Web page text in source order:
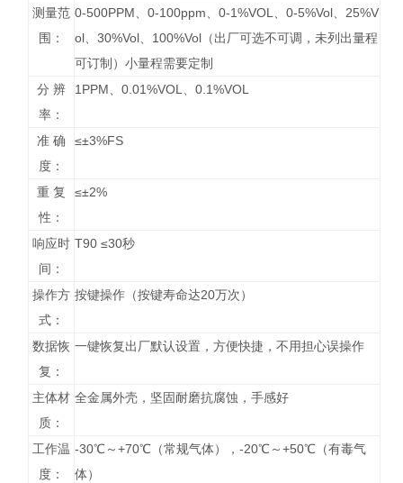
测量范
围：
0-500PPM、0-100ppm、0-1%VOL、0-5%Vol、25%V
ol、30%Vol、100%Vol（出厂可选不可调，未列出量程
可订制）小量程需要定制
分 辨
率：
1PPM、0.01%VOL、0.1%VOL
准 确
度：
≤±3%FS
重 复
性：
≤±2%
响应时
间：
T90 ≤30秒
操作方
式：
按键操作（按键寿命达20万次）
数据恢
复：
一键恢复出厂默认设置，方便快捷，不用担心误操作
主体材
质：
全金属外壳，坚固耐磨抗腐蚀，手感好
工作温
度：
-30℃～+70℃（常规气体），-20℃～+50℃（有毒气
体）